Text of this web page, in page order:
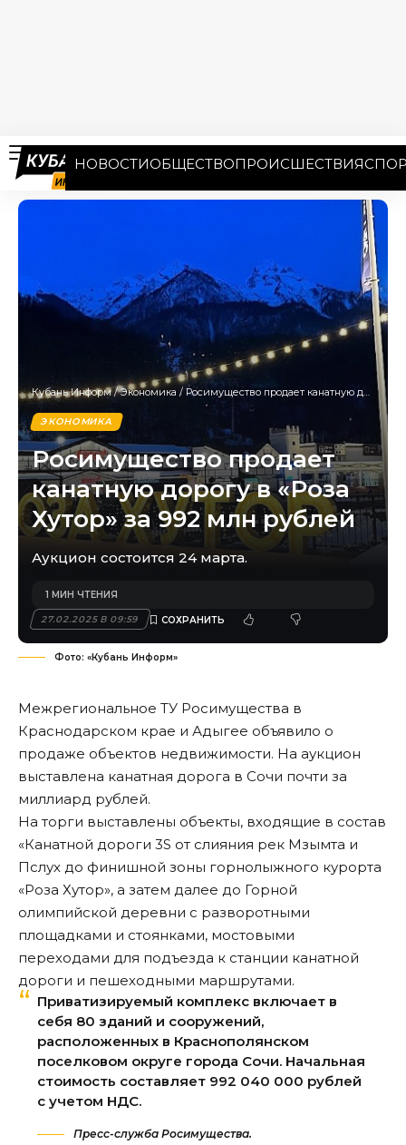
НОВОСТИОБЩЕСТВОПРОИСШЕСТВИЯ
Кубань Информ/Экономика /Росимущество продает канатную дорогу в «Роза Хутор» за 992 млн рублей
ЭКОНОМИКА
Росимущество продает
канатную дорогу в «Роза
Хутор» за 992 млн рублей
Аукцион состоится 24 марта.
27.02.2025 В 09:59
1 МИН ЧТЕНИЯ
Фото: «Кубань Информ»
Межрегиональное ТУ Росимущества в
Краснодарском крае и Адыгее объявило о
продаже объектов недвижимости. На аукцион
выставлена канатная дорога в Сочи почти за
миллиард рублей.
На торги выставлены объекты, входящие в состав
«Канатной дороги 3S от слияния рек Мзымта и
Пслух до финишной зоны горнолыжного курорта
«Роза Хутор», а затем далее до Горной
олимпийской деревни с разворотными
площадками и стоянками, мостовыми
переходами для подъезда к станции канатной
дороги и пешеходными маршрутами.
Приватизируемый комплекс включает в
себя 80 зданий и сооружений,
расположенных в Краснополянском
поселковом округе города Сочи. Начальная
стоимость составляет 992 040 000 рублей
с учетом НДС.
Пресс-служба Росимущества.